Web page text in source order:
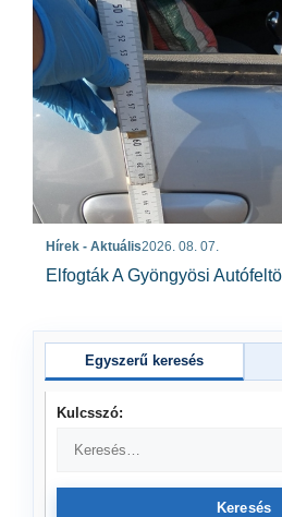
Hírek - Aktuális2026. 08. 07.
Elfogták A Gyöngyösi
Egyszerű keresés
Kulcsszó:
Keresés